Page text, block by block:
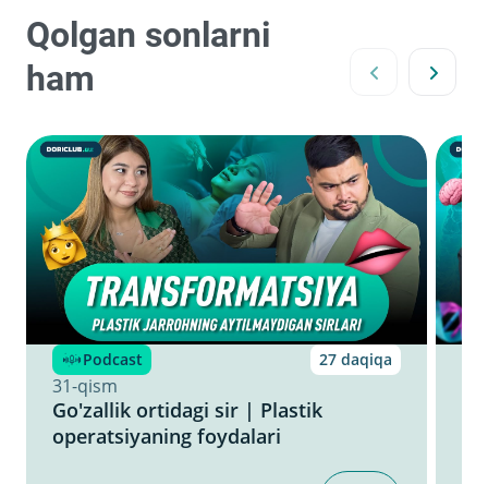
Qolgan sonlarni
ham
Podcast 27 daqiqa
31-qism
Go'zallik ortidagi sir | Plastik
operatsiyaning foydalari